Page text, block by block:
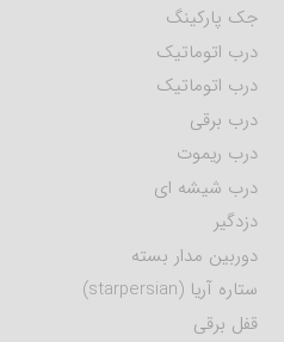
جک پارکینگ
درب اتوماتیک
درب اتوماتیک
درب برقی
درب ریموت
درب شیشه ای
دزدگیر
دوربین مدار بسته
ستاره آریا (starpersian)
قفل برقی